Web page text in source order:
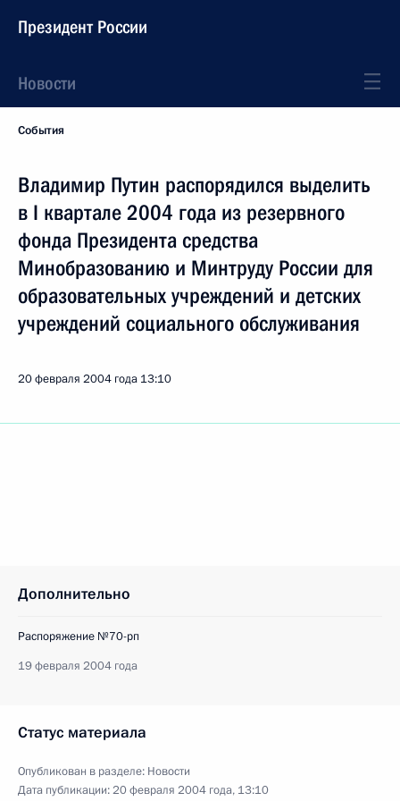
Президент России
Новости
События
Владимир Путин распорядился выделить
в I квартале 2004 года из резервного
фонда Президента средства
Минобразованию и Минтруду России для
образовательных учреждений и детских
учреждений социального обслуживания
20 февраля 2004 года 13:10
Дополнительно
Распоряжение №70-рп
19 февраля 2004 года
Статус материала
Опубликован в разделе: Новости
Дата публикации:20 февраля 2004 года, 13:10